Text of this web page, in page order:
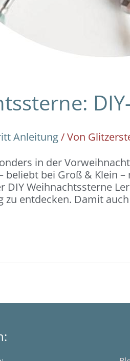
Anleitung/ Von
in der
beliebt bei Groß & Klein
DIY Weihnachtssterne
zu entdecken. Damit